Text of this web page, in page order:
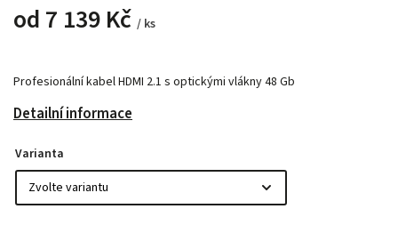
od 7 139 Kč / ks
Profesionální kabel HDMI 2.1 s optickými vlákny 48 Gb
Detailní informace
Varianta